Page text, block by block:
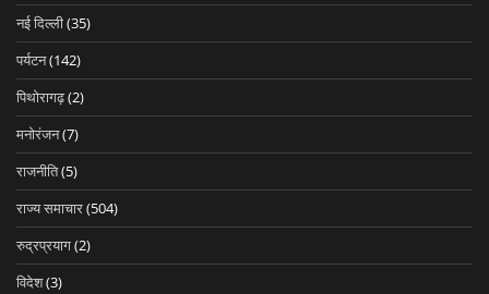
नई दिल्ली(35)
पर्यटन(142)
पिथोरागढ़(2)
मनोरंजन(7)
राजनीति(5)
राज्य समाचार(504)
रुद्रप्रयाग(2)
विदेश(3)